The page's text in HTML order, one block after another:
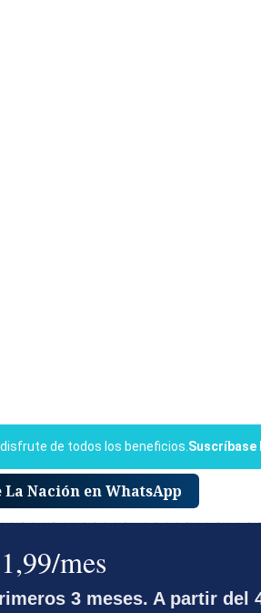
Nación en WhatsApp